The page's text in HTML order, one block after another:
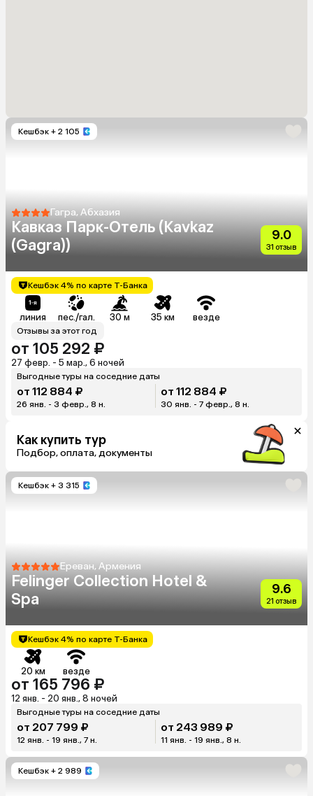
Кешбэк + 2 105
Гагра, Абхазия
Кавказ Парк-Отель (Kavkaz
(Gagra))
9.0
31 отзыв
Кешбэк 4% по карте Т-Банка
линия пес./гал. 30 м 35 км везде
Отзывы за этот год
от 105 292 ₽
27 февр. - 5 мар., 6 ночей
Выгодные туры на соседние даты
от 112 884 ₽
26 янв. - 3 февр., 8 н.
от 112 884 ₽
30 янв. - 7 февр., 8 н.
Как купить тур
Подбор, оплата, документы
Кешбэк + 3 315
Ереван, Армения
Felinger Collection Hotel &
Spa
9.6
21 отзыв
Кешбэк 4% по карте Т-Банка
20 км везде
от 165 796 ₽
12 янв. - 20 янв., 8 ночей
Выгодные туры на соседние даты
от 207 799 ₽
12 янв. - 19 янв., 7 н.
от 243 989 ₽
11 янв. - 19 янв., 8 н.
Кешбэк + 2 989